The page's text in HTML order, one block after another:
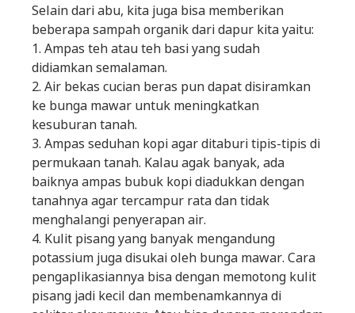
Selain dari abu, kita juga bisa memberikan
beberapa sampah organik dari dapur kita yaitu:
1. Ampas teh atau teh basi yang sudah
didiamkan semalaman.
2. Air bekas cucian beras pun dapat disiramkan
ke bunga mawar untuk meningkatkan
kesuburan tanah.
3. Ampas seduhan kopi agar ditaburi tipis-tipis di
permukaan tanah. Kalau agak banyak, ada
baiknya ampas bubuk kopi diadukkan dengan
tanahnya agar tercampur rata dan tidak
menghalangi penyerapan air.
4. Kulit pisang yang banyak mengandung
potassium juga disukai oleh bunga mawar. Cara
pengaplikasiannya bisa dengan memotong kulit
pisang jadi kecil dan membenamkannya di